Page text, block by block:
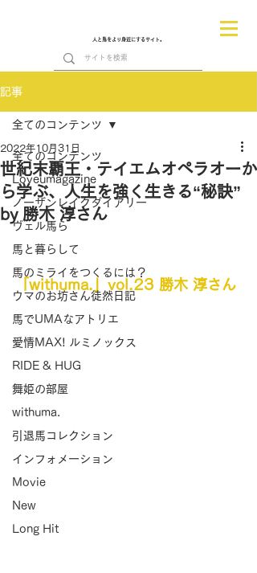
人と馬をより身近にするサイト。
記事
全てのコンテンツ
Loveumagazine
ノーザンレイクダイアリー
ヴェル馬ら
馬と暮らして
馬のミライをつくるには？
ウマのお坊さん徒然日記
馬でUMAなアトリエ
愛情MAX! ルミノックス
RIDE & HUG
舞姫の部屋
withuma.
引退馬コレクション
インフォメーション
Movie
New
Long Hit
全てのコンテンツ
世紀末覇王・テイエムオペラオーか
ら学ぶ、人生を強く生きる“秘訣”
by 勝木 淳さん
2022年10月31日
「withuma.」vol.23 勝木 淳さん